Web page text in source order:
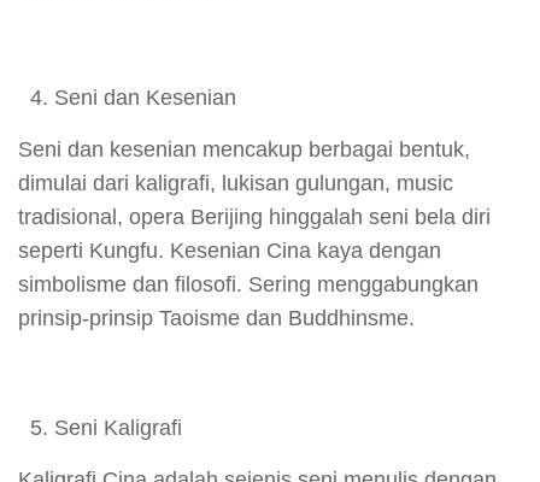
Seni dan Kesenian
Seni dan kesenian mencakup berbagai bentuk,
dimulai dari kaligrafi, lukisan gulungan, music
tradisional, opera Berijing hinggalah seni bela diri
seperti Kungfu. Kesenian Cina kaya dengan
simbolisme dan filosofi. Sering menggabungkan
prinsip-prinsip Taoisme dan Buddhinsme.
Seni Kaligrafi